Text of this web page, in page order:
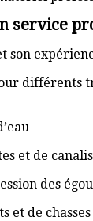
service
différents
et de
des
et de chasses